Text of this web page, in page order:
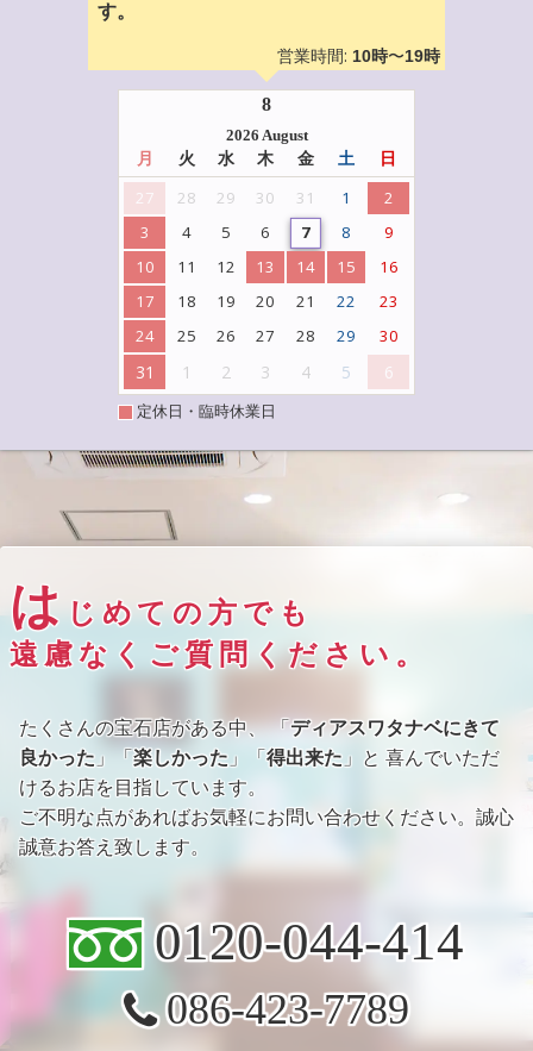
す。
営業時間: 10時〜19時
8
2026 August
月
火 水 木 金 土 日
27 28 29 30 31 1
2
3
4 5 6 7 8
9
10
11 12 13 14 15
16
17
18 19 20 21 22
23
24
25 26 27 28 29 30
31 1 2 3 4 5 6
定休日・臨時休業日
はじめての方でも
遠慮なくご質問ください。
たくさんの宝石店がある中、 「ディアスワタナベにきて
良かった」「楽しかった 」「得出来た 」と 喜んでいただ
けるお店を目指しています。
ご不明な点があればお気軽にお問い合わせください。誠心
誠意お答え致します。
0120-044-414
086-423-7789